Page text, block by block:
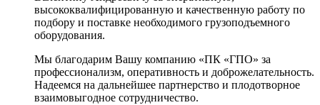
высококвалифицированную и качественную работу по
подбору и поставке необходимого грузоподъемного
оборудования.
Мы благодарим Вашу компанию «ПК «ГПО» за
профессионализм, оперативность и доброжелательность.
Надеемся на дальнейшее партнерство и плодотворное
взаимовыгодное сотрудничество.